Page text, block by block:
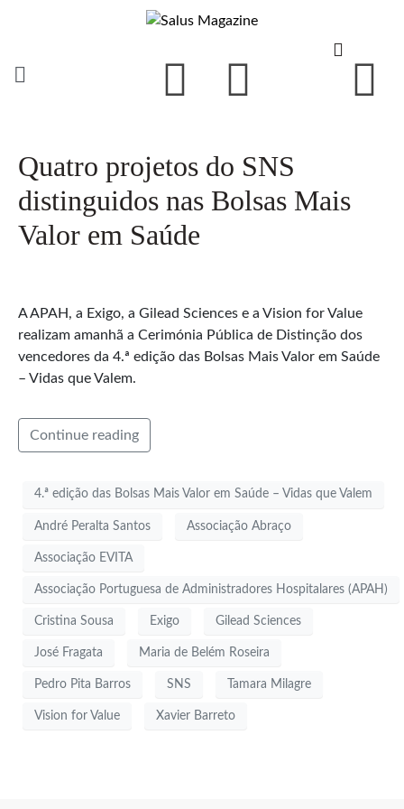
Quatro projetos do SNS
distinguidos nas Bolsas Mais
Valor em Saúde
A APAH, a Exigo, a Gilead Sciences e a Vision for Value
realizam amanhã a Cerimónia Pública de Distinção dos
vencedores da 4.ª edição das Bolsas Mais Valor em Saúde
– Vidas que Valem.
Continue reading
4.ª edição das Bolsas Mais Valor em Saúde – Vidas que Valem
André Peralta Santos Associação Abraço
Associação EVITA
Associação Portuguesa de Administradores Hospitalares (APAH)
Cristina Sousa Exigo Gilead Sciences
José Fragata Maria de Belém Roseira
Pedro Pita Barros SNS Tamara Milagre
Vision for Value Xavier Barreto